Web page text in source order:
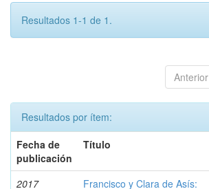
Resultados 1-1 de 1.
Anterior
Resultados por ítem:
Fecha de
publicación
Título
2017
Francisco y Clara de Asís: